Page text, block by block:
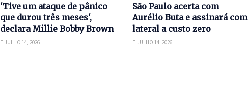
'Tive um ataque de pânico
que durou três meses',
declara Millie Bobby Brown
JULHO 14, 2026
São Paulo acerta com
Aurélio Buta e assinará com
lateral a custo zero
JULHO 14, 2026